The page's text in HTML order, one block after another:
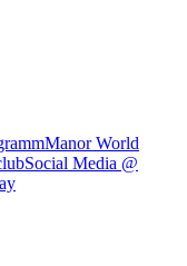
Manor World
Social Media @